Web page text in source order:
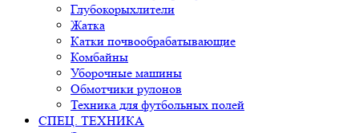
Глубокорыхлители
Жатка
Катки почвообрабатывающие
Комбайны
Уборочные машины
Обмотчики рулонов
Техника для футбольных полей
СПЕЦ. ТЕХНИКА